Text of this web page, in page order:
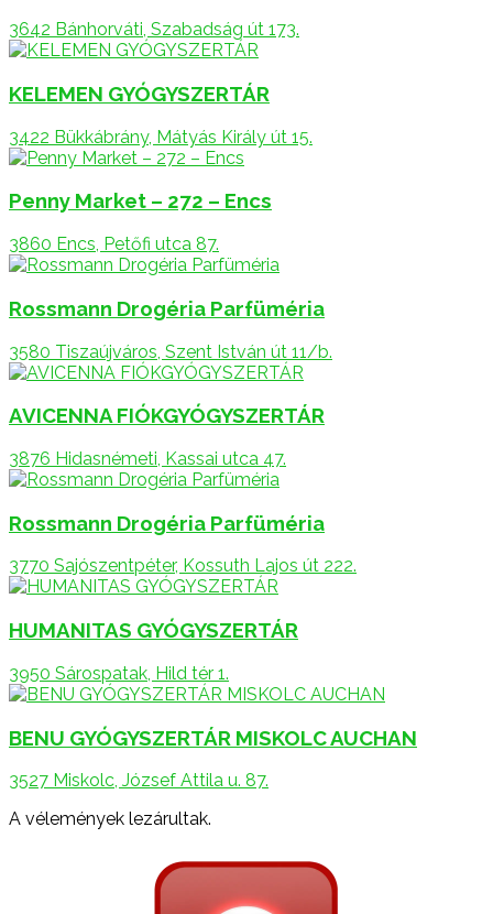
3642 Bánhorváti, Szabadság út 173.
KELEMEN GYÓGYSZERTÁR
3422 Bükkábrány, Mátyás Király út 15.
Penny Market – 272 – Encs
3860 Encs, Petőfi utca 87.
Rossmann Drogéria Parfüméria
3580 Tiszaújváros, Szent István út 11/b.
AVICENNA FIÓKGYÓGYSZERTÁR
3876 Hidasnémeti, Kassai utca 47.
Rossmann Drogéria Parfüméria
3770 Sajószentpéter, Kossuth Lajos út 222.
HUMANITAS GYÓGYSZERTÁR
3950 Sárospatak, Hild tér 1.
BENU GYÓGYSZERTÁR MISKOLC AUCHAN
3527 Miskolc, József Attila u. 87.
A vélemények lezárultak.